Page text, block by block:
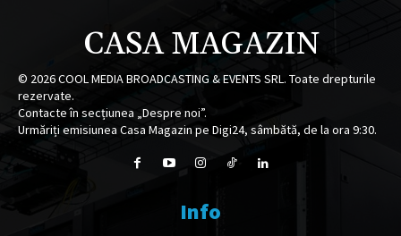
CASA MAGAZIN
© 2026COOL MEDIA BROADCASTING & EVENTS SRL. Toate drepturile
rezervate.
Contacte în secțiunea „Despre noi”.
Urmăriți emisiunea Casa Magazin pe Digi24, sâmbătă, de la ora 9:30.
Info